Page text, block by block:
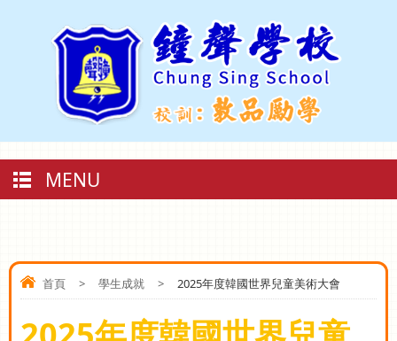
MENU
首頁 > 學生成就 > 2025年度韓國世界兒童美術大會